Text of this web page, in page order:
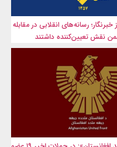
خبرنگار؛ رسانه‌های انقلابی در مقابله
نقش تعیین‌کننده داشتند